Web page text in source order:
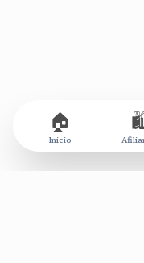
🏠
Inicio